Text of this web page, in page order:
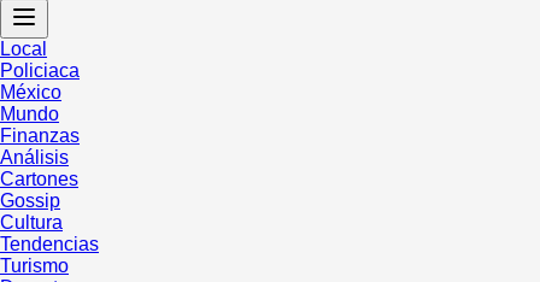
Local
Policiaca
México
Mundo
Finanzas
Análisis
Cartones
Gossip
Cultura
Tendencias
Turismo